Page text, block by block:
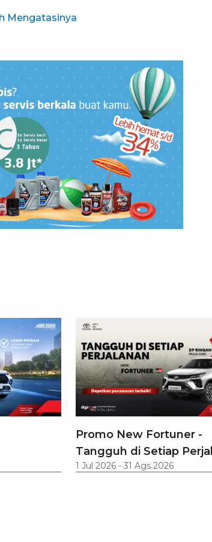
Mengatasinya
Promo New Fortuner -
Tangguh di Setiap
1 Jul 2026 - 31 Ags 2026